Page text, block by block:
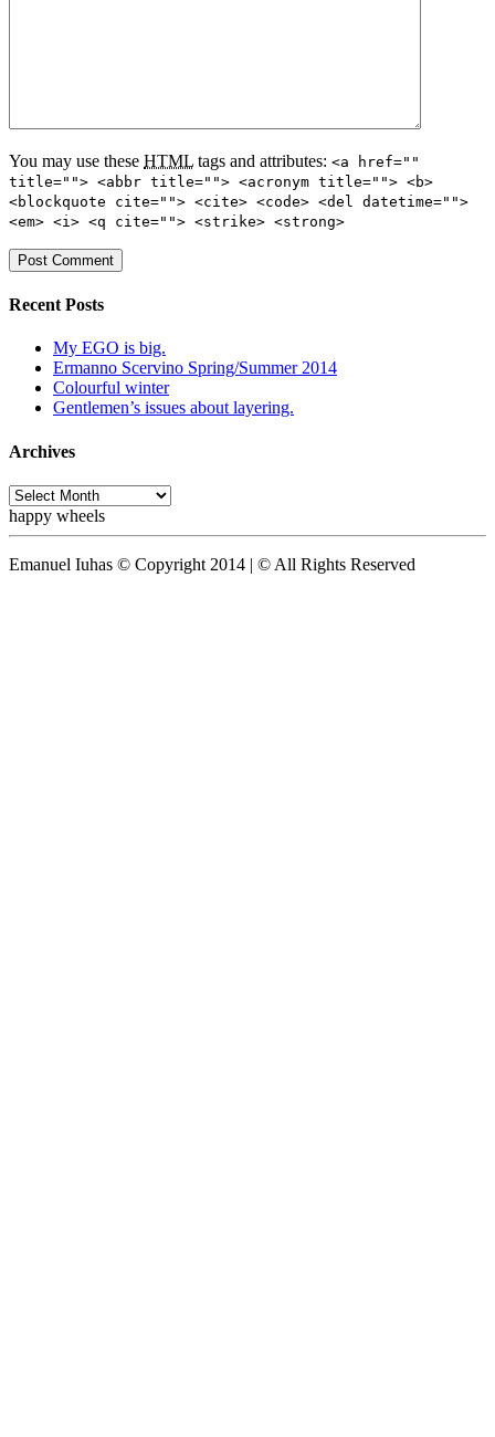
You may use these HTML tags and attributes: <a href=""
title=""> <abbr title=""> <acronym title=""> <b>
<blockquote cite=""> <cite> <code> <del datetime="">
<em> <i> <q cite=""> <strike> <strong>
Recent Posts
My EGO is big.
Ermanno Scervino Spring/Summer 2014
Colourful winter
Gentlemen’s issues about layering.
Archives
happy wheels
Emanuel Iuhas © Copyright 2014 | © All Rights Reserved